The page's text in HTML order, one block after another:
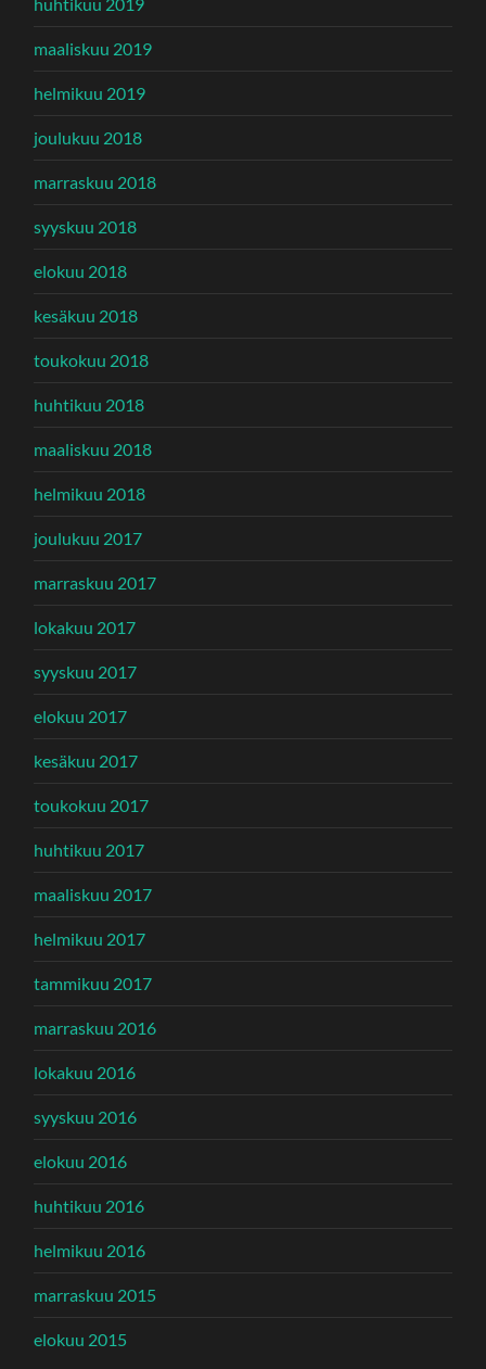
huhtikuu 2019
maaliskuu 2019
helmikuu 2019
joulukuu 2018
marraskuu 2018
syyskuu 2018
elokuu 2018
kesäkuu 2018
toukokuu 2018
huhtikuu 2018
maaliskuu 2018
helmikuu 2018
joulukuu 2017
marraskuu 2017
lokakuu 2017
syyskuu 2017
elokuu 2017
kesäkuu 2017
toukokuu 2017
huhtikuu 2017
maaliskuu 2017
helmikuu 2017
tammikuu 2017
marraskuu 2016
lokakuu 2016
syyskuu 2016
elokuu 2016
huhtikuu 2016
helmikuu 2016
marraskuu 2015
elokuu 2015